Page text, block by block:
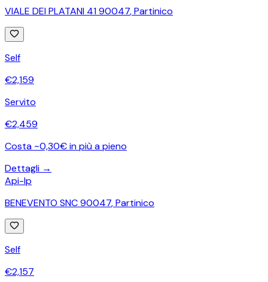
VIALE DEI PLATANI 41 90047,Partinico
Self
€2,159
Servito
€2,459
Costa ~0,30€ in più a pieno
Dettagli →
Api-Ip
BENEVENTO SNC 90047,Partinico
Self
€2,157